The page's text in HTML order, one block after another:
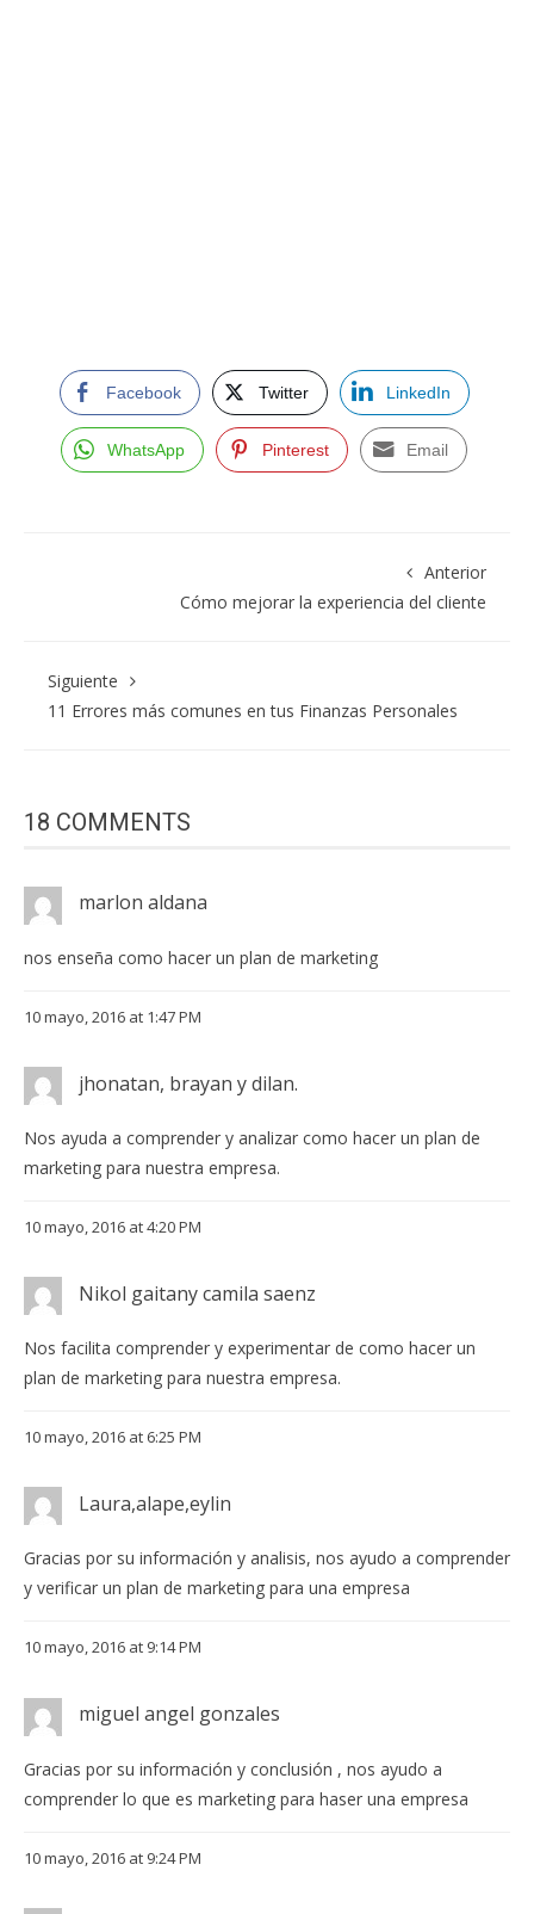
Facebook Twitter LinkedIn
WhatsApp Pinterest Email
Anterior
Cómo mejorar la experiencia del cliente
Siguiente
11 Errores más comunes en tus Finanzas Personales
18 COMMENTS
marlon aldana
nos enseña como hacer un plan de marketing
10 mayo, 2016 at 1:47 PM
jhonatan, brayan y dilan.
Nos ayuda a comprender y analizar como hacer un plan de
marketing para nuestra empresa.
10 mayo, 2016 at 4:20 PM
Nikol gaitany camila saenz
Nos facilita comprender y experimentar de como hacer un
plan de marketing para nuestra empresa.
10 mayo, 2016 at 6:25 PM
Laura,alape,eylin
Gracias por su información y analisis, nos ayudo a comprender
y verificar un plan de marketing para una empresa
10 mayo, 2016 at 9:14 PM
miguel angel gonzales
Gracias por su información y conclusión , nos ayudo a
comprender lo que es marketing para haser una empresa
10 mayo, 2016 at 9:24 PM